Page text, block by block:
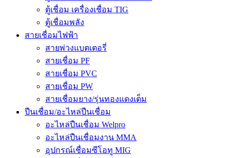
ตู้เชื่อม เครื่องเชื่อม TIG
ตู้เชื่อมพลัง
สายเชื่อมไฟฟ้า
สายพ่วงแบตเตอรี่
สายเชื่อม PF
สายเชื่อม PVC
สายเชื่อม PW
สายเชื่อมยาง/รุ่นทองแดงเต็ม
ปืนเชื่อม/อะไหล่ปืนเชื่อม
อะไหล่ปืนเชื่อม Welpro
อะไหล่ปืนเชื่อมงาน MMA
อุปกรณ์เชื่อมซีโอทู MIG